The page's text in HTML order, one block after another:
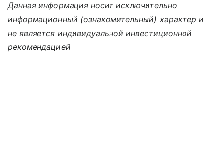
Данная информация носит исключительно
информационный (ознакомительный) характер и
не является индивидуальной инвестиционной
рекомендацией